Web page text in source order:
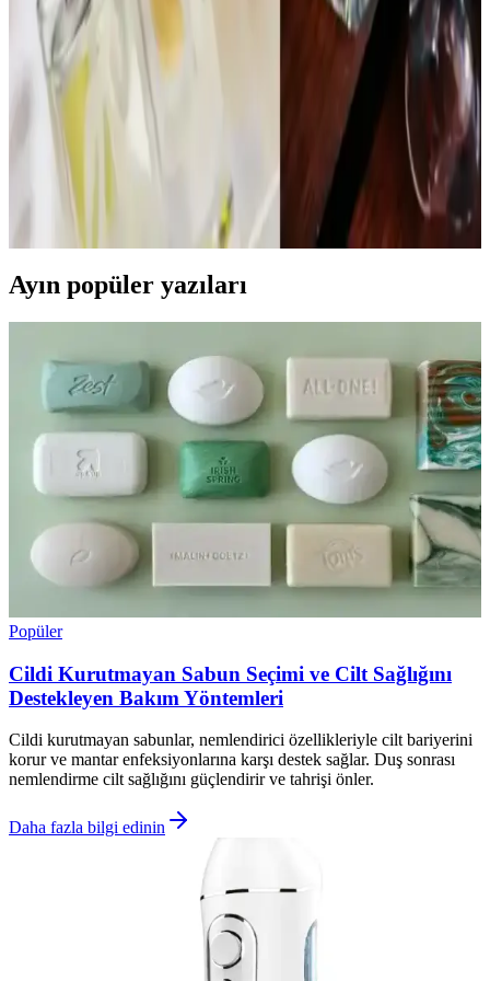
kokularıyla nostalji ve vintage parfüm meraklıları için değerli bir
koleksiyon sunar. Set, dönemin gençlik kültürünü yansıtan çeşitli
kokular içerir.
İnsanları Duraklatan ve Övgü Alan Parfümler:
Kalıcılık ve Uyumun Önemi
Reddit kullanıcılarının deneyimlerine göre, Chanel Coco
Mademoiselle ve Glossier You gibi parfümler kalıcılık ve
uyumlarıyla sıkça iltifat alıyor. Parfüm seçerken vücut kokusuyla
uyum ve mevsim dikkate alınmalı.
Ayın popüler yazıları
Popüler
Cildi Kurutmayan Sabun Seçimi ve Cilt Sağlığını
Destekleyen Bakım Yöntemleri
Cildi kurutmayan sabunlar, nemlendirici özellikleriyle cilt bariyerini
korur ve mantar enfeksiyonlarına karşı destek sağlar. Duş sonrası
nemlendirme cilt sağlığını güçlendirir ve tahrişi önler.
Daha fazla bilgi edinin